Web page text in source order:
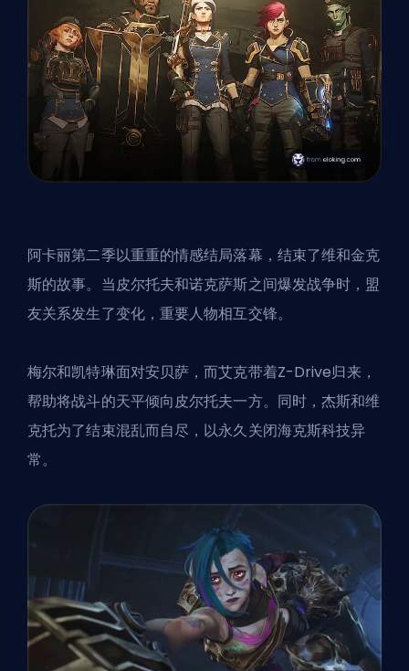
阿卡丽第二季以重重的情感结局落幕，结束了维和金克
斯的故事。当皮尔托夫和诺克萨斯之间爆发战争时，盟
友关系发生了变化，重要人物相互交锋。
梅尔和凯特琳面对安贝萨，而艾克带着Z-Drive归来，
帮助将战斗的天平倾向皮尔托夫一方。同时，杰斯和维
克托为了结束混乱而自尽，以永久关闭海克斯科技异
常。